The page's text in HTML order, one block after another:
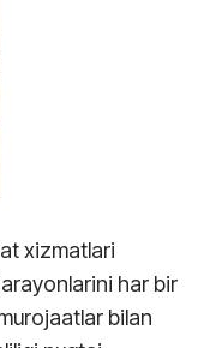
xizmatlari
har bir
bilan